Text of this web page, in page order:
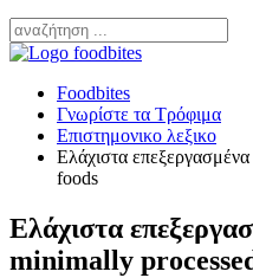
Foodbites
Γνωρίστε τα Τρόφιμα
Επιστημονικο λεξικο
Ελάχιστα
foods
Ελάχιστα
minimally